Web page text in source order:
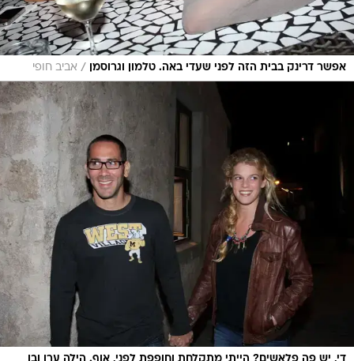
אפשר דרינק בבית הזה לפני שעדי באה. טלמון וגרוסמן / אביב חופי